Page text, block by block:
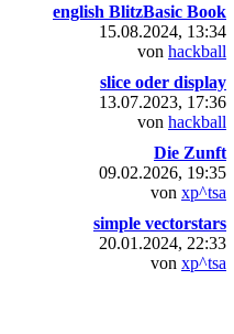
english BlitzBasic Book
15.08.2024, 13:34
von hackball
slice oder display
13.07.2023, 17:36
von hackball
Die Zunft
09.02.2026, 19:35
von xp^tsa
simple vectorstars
20.01.2024, 22:33
von xp^tsa